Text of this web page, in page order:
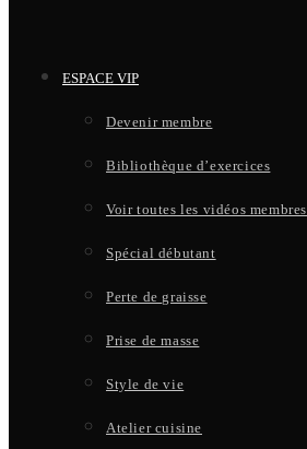
ESPACE VIP
Devenir membre
Bibliothèque d’exercices
Voir toutes les vidéos membres
Spécial débutant
Perte de graisse
Prise de masse
Style de vie
Atelier cuisine